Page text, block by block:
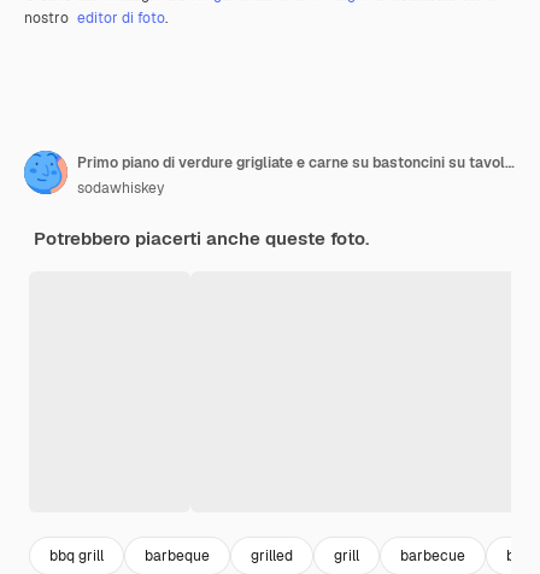
nostro editor di foto.
Primo piano di verdure grigliate e carne su bastoncini su tavola di legno rustico Concetto di festa di cibo barbecue
sodawhiskey
Potrebbero piacerti anche queste foto.
bbq grill barbeque grilled grill barbecue bbq